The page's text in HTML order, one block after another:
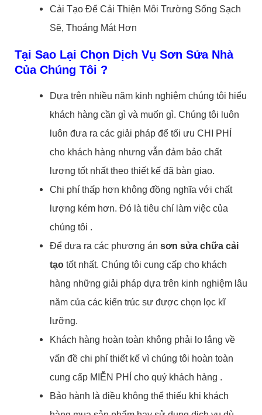
Cải Tạo Để Cải Thiện Môi Trường Sống Sạch
Sẽ, Thoáng Mát Hơn
Tại Sao Lại Chọn Dịch Vụ Sơn Sửa Nhà
Của Chúng Tôi ?
Dựa trên nhiều năm kinh nghiệm chúng tôi hiểu
khách hàng cần gì và muốn gì. Chúng tôi luôn
luôn đưa ra các giải pháp để tối ưu CHI PHÍ
cho khách hàng nhưng vẫn đảm bảo chất
lượng tốt nhất theo thiết kế đã bàn giao.
Chi phí thấp hơn không đồng nghĩa với chất
lượng kém hơn. Đó là tiêu chí làm việc của
chúng tôi .
Để đưa ra các phương án sơn sửa chữa cải
tạo tốt nhất. Chúng tôi cung cấp cho khách
hàng những giải pháp dựa trên kinh nghiệm lâu
năm của các kiến trúc sư được chọn lọc kĩ
lưỡng.
Khách hàng hoàn toàn không phải lo lắng về
vấn đề chi phí thiết kế vì chúng tôi hoàn toàn
cung cấp MIỄN PHÍ cho quý khách hàng .
Bảo hành là điều không thể thiếu khi khách